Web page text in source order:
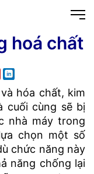
hoá chất
hóa chất, kim
cuối cùng sẽ bị
nhà máy trong
chọn một số
chức năng này
năng chống lại